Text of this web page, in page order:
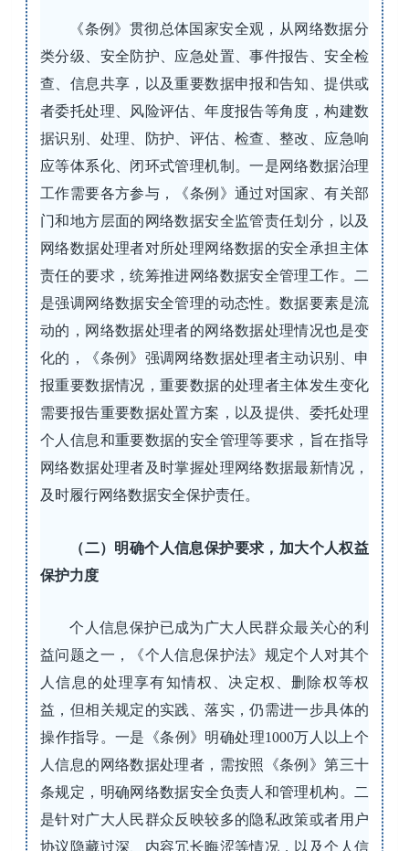
《条例》贯彻总体国家安全观，从网络数据分
类分级、安全防护、应急处置、事件报告、安全检
查、信息共享，以及重要数据申报和告知、提供或
者委托处理、风险评估、年度报告等角度，构建数
据识别、处理、防护、评估、检查、整改、应急响
应等体系化、闭环式管理机制。一是网络数据治理
工作需要各方参与，《条例》通过对国家、有关部
门和地方层面的网络数据安全监管责任划分，以及
网络数据处理者对所处理网络数据的安全承担主体
责任的要求，统筹推进网络数据安全管理工作。二
是强调网络数据安全管理的动态性。数据要素是流
动的，网络数据处理者的网络数据处理情况也是变
化的，《条例》强调网络数据处理者主动识别、申
报重要数据情况，重要数据的处理者主体发生变化
需要报告重要数据处置方案，以及提供、委托处理
个人信息和重要数据的安全管理等要求，旨在指导
网络数据处理者及时掌握处理网络数据最新情况，
及时履行网络数据安全保护责任。
（二）明确个人信息保护要求，加大个人权益
保护力度
个人信息保护已成为广大人民群众最关心的利
益问题之一，《个人信息保护法》规定个人对其个
人信息的处理享有知情权、决定权、删除权等权
益，但相关规定的实践、落实，仍需进一步具体的
操作指导。一是《条例》明确处理1000万人以上个
人信息的网络数据处理者，需按照《条例》第三十
条规定，明确网络数据安全负责人和管理机构。二
是针对广大人民群众反映较多的隐私政策或者用户
协议隐藏过深、内容冗长晦涩等情况，以及个人信